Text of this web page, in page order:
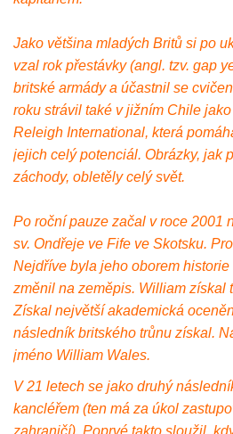
Jako většina mladých Britů si po
vzal rok přestávky (angl. tzv. gap
britské armády a účastnil se
roku strávil také v jižním Chile
Releigh International, která
jejich celý potenciál. Obrázky, jak
záchody, obletěly celý svět.
Po roční pauze začal v roce 2001
sv. Ondřeje ve Fife ve Skotsku.
Nejdříve byla jeho oborem
změnil na zeměpis. William získal
Získal největší akademická
následník britského trůnu získal.
jméno William Wales.
V 21 letech se jako druhý
kancléřem (ten má za úkol